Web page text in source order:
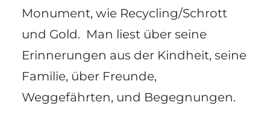
Monument, wie Recycling/Schrott
und Gold. Man liest über seine
Erinnerungen aus der Kindheit, seine
Familie, über Freunde,
Weggefährten, und Begegnungen.